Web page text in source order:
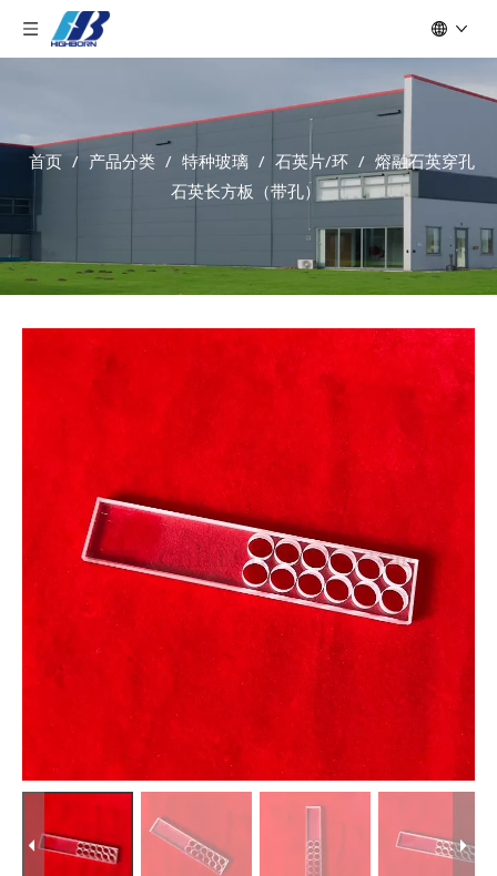
首页 / 产品分类 / 特种玻璃 / 石英片/环 / 熔融石英穿孔
石英长方板（带孔）